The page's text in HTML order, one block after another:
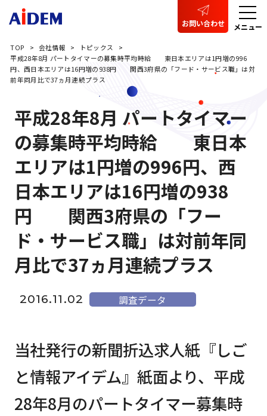
お問い合わせ メニュー
TOP 会社情報
トピックス
平成28年8月 パートタイマーの募集時平均時給 東日本エリアは1円増の996
円、西日本エリアは16円増の938円 関西3府県の「フード・サービス職」は対
前年同月比で37ヵ月連続プラス
平成28年8月 パートタイマー
の募集時平均時給 東日本
エリアは1円増の996円、西
日本エリアは16円増の938
円 関西3府県の「フー
ド・サービス職」は対前年同
月比で37ヵ月連続プラス
2016.11.02 調査データ
当社発行の新聞折込求人紙『しご
と情報アイデム』紙面より、平成
28年8月のパートタイマー募集時